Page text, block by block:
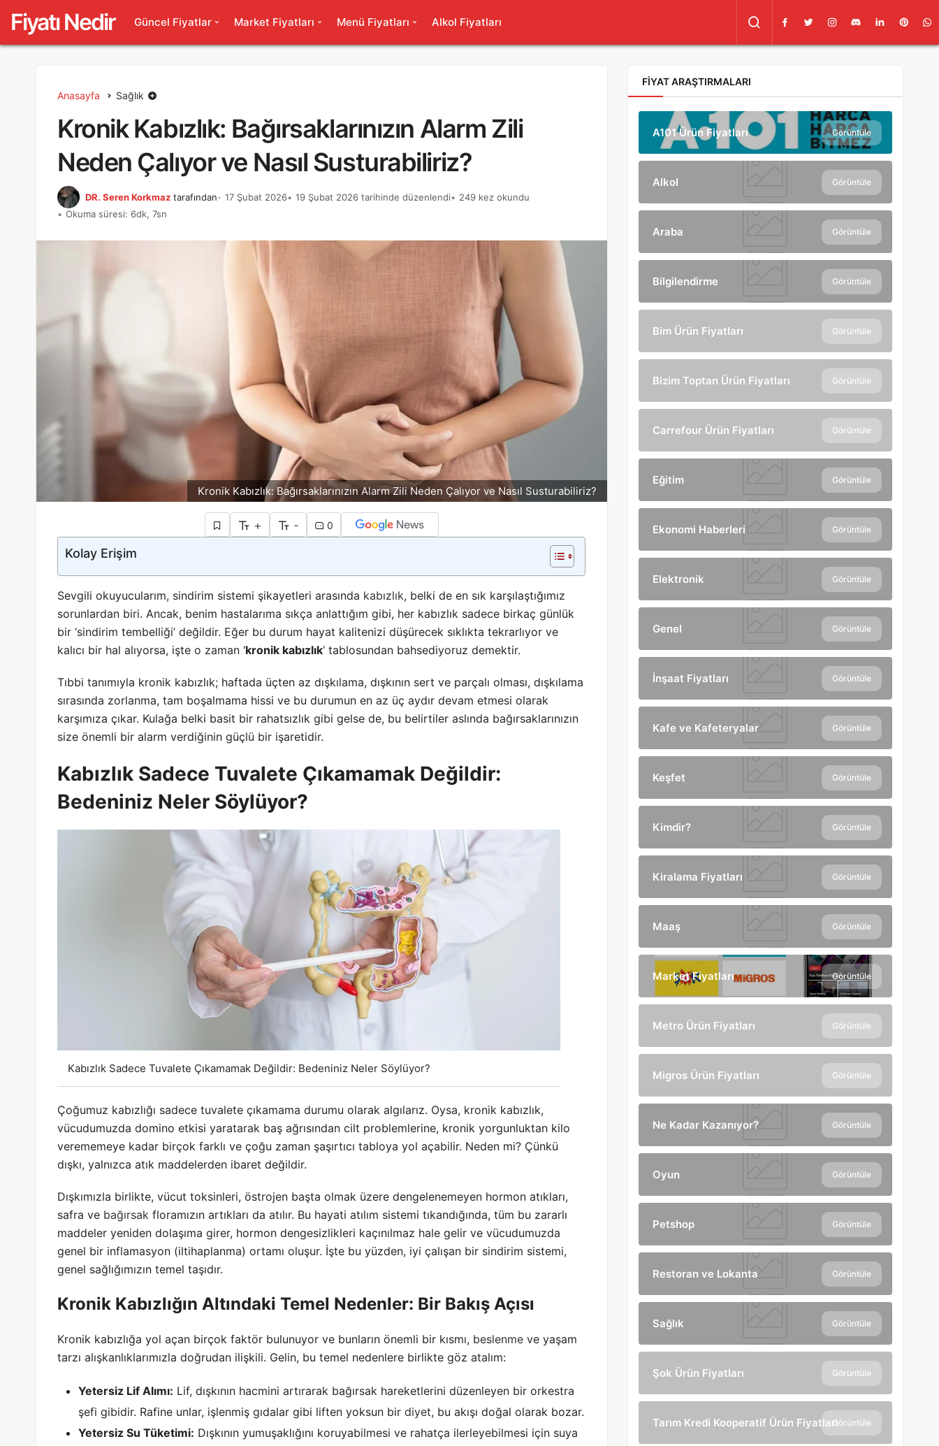
Fiyatı Nedir Güncel Fiyatlar Market Fiyatları Menü Fiyatları Alkol Fiyatları
Anasayfa Sağlık
Kronik Kabızlık: Bağırsaklarınızın Alarm Zili
Neden Çalıyor ve Nasıl Susturabiliriz?
DR. Seren Korkmaz tarafından 17 Şubat 2026 19 Şubat 2026 tarihinde düzenlendi
249 kez okundu
Okuma süresi: 6dk, 7sn
Kronik Kabızlık: Bağırsaklarınızın Alarm Zili Neden Çalıyor ve Nasıl Susturabiliriz?
+ - 0
Kolay Erişim
Sevgili okuyucularım, sindirim sistemi şikayetleri arasında kabızlık, belki de en sık karşılaştığımız
sorunlardan biri. Ancak, benim hastalarıma sıkça anlattığım gibi, her kabızlık sadece birkaç günlük
bir ‘sindirim tembelliği’ değildir. Eğer bu durum hayat kalitenizi düşürecek sıklıkta tekrarlıyor ve
kalıcı bir hal alıyorsa, işte o zaman ‘kronik kabızlık‘ tablosundan bahsediyoruz demektir.
Tıbbi tanımıyla kronik kabızlık; haftada üçten az dışkılama, dışkının sert ve parçalı olması, dışkılama
sırasında zorlanma, tam boşalmama hissi ve bu durumun en az üç aydır devam etmesi olarak
karşımıza çıkar. Kulağa belki basit bir rahatsızlık gibi gelse de, bu belirtiler aslında bağırsaklarınızın
size önemli bir alarm verdiğinin güçlü bir işaretidir.
Kabızlık Sadece Tuvalete Çıkamamak Değildir:
Bedeniniz Neler Söylüyor?
Kabızlık Sadece Tuvalete Çıkamamak Değildir: Bedeniniz Neler Söylüyor?
Çoğumuz kabızlığı sadece tuvalete çıkamama durumu olarak algılarız. Oysa, kronik kabızlık,
vücudumuzda domino etkisi yaratarak baş ağrısından cilt problemlerine, kronik yorgunluktan kilo
verememeye kadar birçok farklı ve çoğu zaman şaşırtıcı tabloya yol açabilir. Neden mi? Çünkü
dışkı, yalnızca atık maddelerden ibaret değildir.
Dışkımızla birlikte, vücut toksinleri, östrojen başta olmak üzere dengelenemeyen hormon atıkları,
safra ve bağırsak floramızın artıkları da atılır. Bu hayati atılım sistemi tıkandığında, tüm bu zararlı
maddeler yeniden dolaşıma girer, hormon dengesizlikleri kaçınılmaz hale gelir ve vücudumuzda
genel bir inflamasyon (iltihaplanma) ortamı oluşur. İşte bu yüzden, iyi çalışan bir sindirim sistemi,
genel sağlığımızın temel taşıdır.
Kronik Kabızlığın Altındaki Temel Nedenler: Bir Bakış Açısı
Kronik kabızlığa yol açan birçok faktör bulunuyor ve bunların önemli bir kısmı, beslenme ve yaşam
tarzı alışkanlıklarımızla doğrudan ilişkili. Gelin, bu temel nedenlere birlikte göz atalım:
Yetersiz Lif Alımı: Lif, dışkının hacmini artırarak bağırsak hareketlerini düzenleyen bir orkestra
şefi gibidir. Rafine unlar, işlenmiş gıdalar gibi liften yoksun bir diyet, bu akışı doğal olarak bozar.
Yetersiz Su Tüketimi: Dışkının yumuşaklığını koruyabilmesi ve rahatça ilerleyebilmesi için suya
FIYAT ARAŞTIRMALARI
A101 Ürün Fiyatları Görüntüle
Alkol Görüntüle
Araba Görüntüle
Bilgilendirme Görüntüle
Bim Ürün Fiyatları Görüntüle
Bizim Toptan Ürün Fiyatları Görüntüle
Carrefour Ürün Fiyatları Görüntüle
Eğitim Görüntüle
Ekonomi Haberleri Görüntüle
Elektronik Görüntüle
Genel Görüntüle
İnşaat Fiyatları Görüntüle
Kafe ve Kafeteryalar Görüntüle
Keşfet Görüntüle
Kimdir? Görüntüle
Kiralama Fiyatları Görüntüle
Maaş Görüntüle
Market Fiyatları Görüntüle
Metro Ürün Fiyatları Görüntüle
Migros Ürün Fiyatları Görüntüle
Ne Kadar Kazanıyor? Görüntüle
Oyun Görüntüle
Petshop Görüntüle
Restoran ve Lokanta Görüntüle
Sağlık Görüntüle
Şok Ürün Fiyatları Görüntüle
Tarım Kredi Kooperatif Ürün FiyatlarıGörüntüle